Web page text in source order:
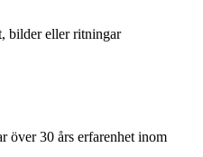
bilder eller ritningar
över 30 års erfarenhet inom